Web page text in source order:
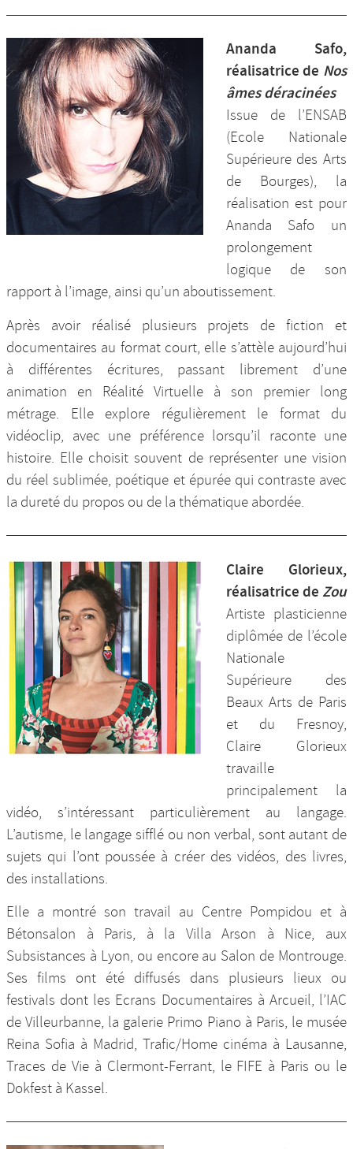
Ananda Safo,
réalisatrice de Nos
âmes déracinées
Issue de l’ENSAB
(Ecole Nationale
Supérieure des Arts
de Bourges), la
réalisation est pour
Ananda Safo un
prolongement
logique de son
rapport à l’image, ainsi qu’un aboutissement.
Après avoir réalisé plusieurs projets de fiction et
documentaires au format court, elle s’attèle aujourd’hui
à différentes écritures, passant librement d’une
animation en Réalité Virtuelle à son premier long
métrage. Elle explore régulièrement le format du
vidéoclip, avec une préférence lorsqu’il raconte une
histoire. Elle choisit souvent de représenter une vision
du réel sublimée, poétique et épurée qui contraste avec
la dureté du propos ou de la thématique abordée.
Claire Glorieux,
réalisatrice de Zou
Artiste plasticienne
diplômée de l’école
Nationale
Supérieure des
Beaux Arts de Paris
et du Fresnoy,
Claire Glorieux
travaille
principalement la
vidéo, s’intéressant particulièrement au langage.
L’autisme, le langage sifflé ou non verbal, sont autant de
sujets qui l’ont poussée à créer des vidéos, des livres,
des installations.
Elle a montré son travail au Centre Pompidou et à
Bétonsalon à Paris, à la Villa Arson à Nice, aux
Subsistances à Lyon, ou encore au Salon de Montrouge.
Ses films ont été diffusés dans plusieurs lieux ou
festivals dont les Ecrans Documentaires à Arcueil, l’IAC
de Villeurbanne, la galerie Primo Piano à Paris, le musée
Reina Sofia à Madrid, Trafic/Home cinéma à Lausanne,
Traces de Vie à Clermont-Ferrant, le FIFE à Paris ou le
Dokfest à Kassel.